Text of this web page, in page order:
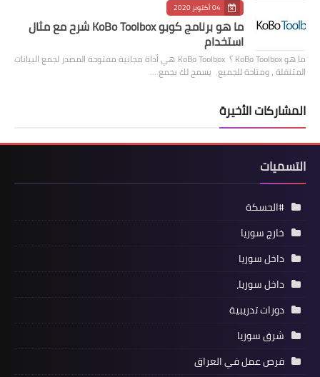
04 أكتوبر 2020
ما هو برنامج كوبو KoBo Toolbox شرح مع مثال
استخدام
ما هو KoBo Toolbox ؟ KoBo Toolbox هي أداة مجانية مفتوحة المصدر لجمع البيانات
المتنقلة ، ومتاحة للجميع. يسمح لك بجمع …
المشاركات الأخيرة
التسميات
#الحسكة
خارج سوريا
داخل سوريا
داخل سوريا،
دورات تدريبية
شرق سوريا
فرص عمل في العراق